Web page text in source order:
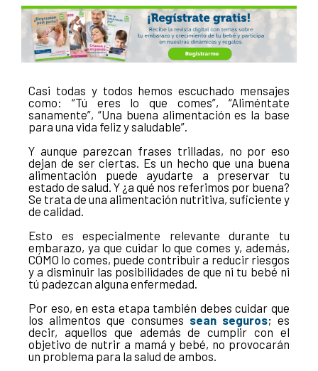
Casi todas y todos hemos escuchado mensajes
como: “Tú eres lo que comes”, “Aliméntate
sanamente”, “Una buena alimentación es la base
para una vida feliz y saludable”.
Y aunque parezcan frases trilladas, no por eso
dejan de ser ciertas. Es un hecho que una buena
alimentación puede ayudarte a preservar tu
estado de salud. Y ¿a qué nos referimos por buena?
Se trata de una alimentación nutritiva, suficiente y
de calidad.
Esto es especialmente relevante durante tu
embarazo, ya que cuidar lo que comes y, además,
CÓMO lo comes, puede contribuir a reducir riesgos
y a disminuir las posibilidades de que ni tu bebé ni
tú padezcan alguna enfermedad.
Por eso, en esta etapa también debes cuidar que
los alimentos que consumes sean seguros; es
decir, aquellos que además de cumplir con el
objetivo de nutrir a mamá y bebé, no provocarán
un problema para la salud de ambos.